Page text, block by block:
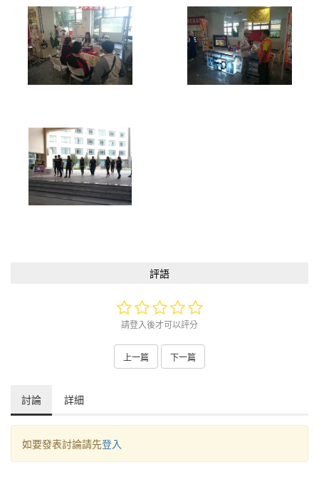
評語
請登入後才可以評分
上一篇 下一篇
討論 詳細
如要發表討論請先登入